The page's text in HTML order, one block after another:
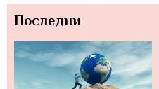
Последни